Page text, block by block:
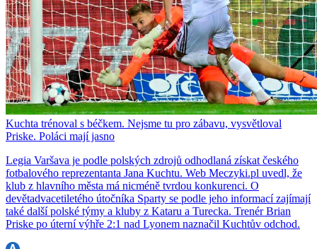
Kuchta trénoval s béčkem. Nejsme tu pro zábavu, vysvětloval
Priske. Poláci mají jasno
Legia Varšava je podle polských zdrojů odhodlaná získat českého
fotbalového reprezentanta Jana Kuchtu. Web Meczyki.pl uvedl, že
klub z hlavního města má nicméně tvrdou konkurenci. O
devětadvacetiletého útočníka Sparty se podle jeho informací zajímají
také další polské týmy a kluby z Kataru a Turecka. Trenér Brian
Priske po úterní výhře 2:1 nad Lyonem naznačil Kuchtův odchod.